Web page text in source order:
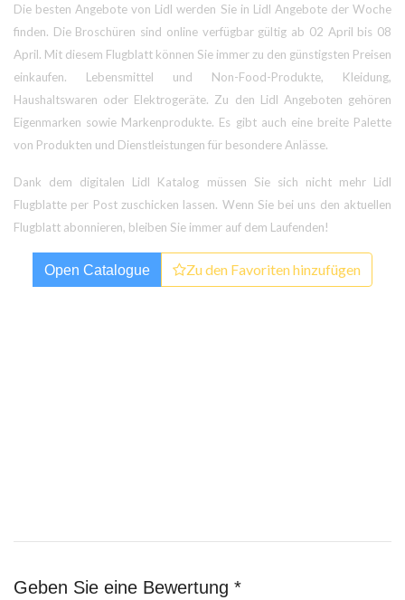
Die besten Angebote von Lidl werden Sie in Lidl Angebote der Woche
finden. Die Broschüren sind online verfügbar gültig ab 02 April bis 08
April. Mit diesem Flugblatt können Sie immer zu den günstigsten Preisen
einkaufen. Lebensmittel und Non-Food-Produkte, Kleidung,
Haushaltswaren oder Elektrogeräte. Zu den Lidl Angeboten gehören
Eigenmarken sowie Markenprodukte. Es gibt auch eine breite Palette
von Produkten und Dienstleistungen für besondere Anlässe.
Dank dem digitalen Lidl Katalog müssen Sie sich nicht mehr Lidl
Flugblatte per Post zuschicken lassen. Wenn Sie bei uns den aktuellen
Flugblatt abonnieren, bleiben Sie immer auf dem Laufenden!
Open Catalogue Zu den Favoriten hinzufügen
Geben Sie eine Bewertung *